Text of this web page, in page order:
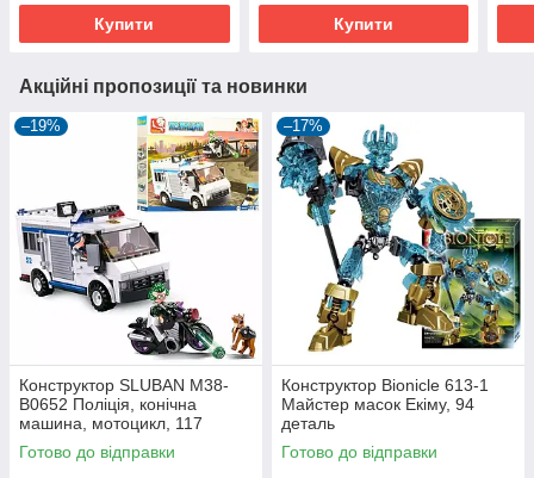
Купити Купити
Акційні пропозиції та новинки
–19%
Конструктор SLUBAN M38-
B0652 Поліція, конічна
машина, мотоцикл, 117
деталей
Готово до відправки
–17%
Конструктор Bionicle 613-1
Майстер масок Екіму, 94
деталь
Готово до відправки